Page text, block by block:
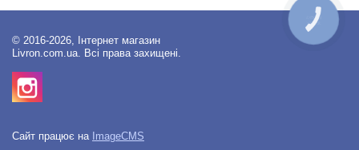
© 2016-2026, Інтернет магазин
Livron.com.ua. Всі права захищені.
Сайт працює на ImageCMS
КНОПКА
ЗВ'ЯЗКУ